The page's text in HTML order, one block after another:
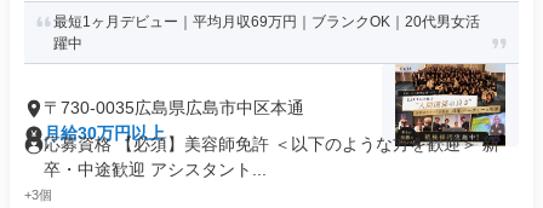
最短1ヶ月デビュー｜平均月収69万円｜ブランクOK｜20代男女活
躍中
〒730-0035広島県広島市中区本通
月給30万円以上
応募資格 【必須】美容師免許 ＜以下のような方を歓迎＞ 新
卒・中途歓迎 アシスタント...
+3個